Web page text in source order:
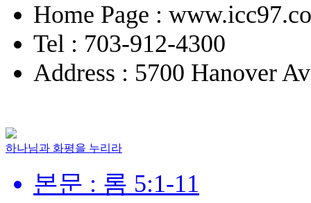
Home Page :
Tel : 703-912-4300
Address : 5700 Hanover
하나님과 화평을 누리라
본문 : 롬 5:1-11